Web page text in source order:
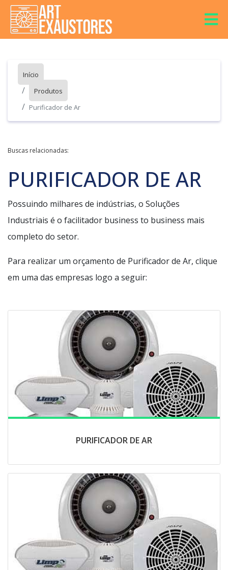
Início
Produtos
Purificador de Ar
Buscas relacionadas:
PURIFICADOR DE AR
Possuindo milhares de indústrias, o Soluções
Industriais é o facilitador business to business mais
completo do setor.
Para realizar um orçamento de Purificador de Ar, clique
em uma das empresas logo a seguir:
PURIFICADOR DE AR